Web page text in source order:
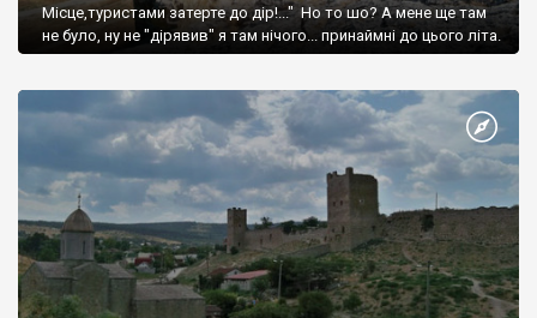
Місце,туристами затерте до дір!..." Но то шо? А мене ще там
не було, ну не "дірявив" я там нічого... принаймні до цього літа.